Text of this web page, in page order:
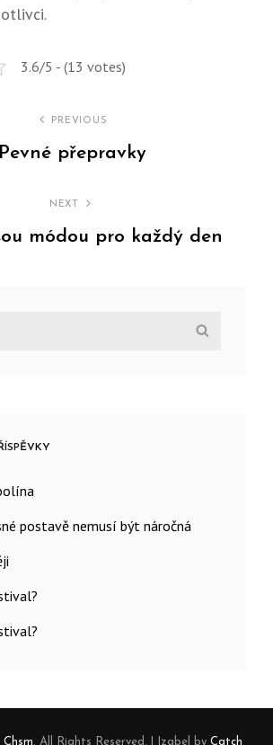
3.6/5 - (13 votes)
PREVIOUS
Pevné přepravky
NEXT
módou pro každý den
postavě nemusí být náročná
Chsm. All Rights Reserved. Izabel by Catch